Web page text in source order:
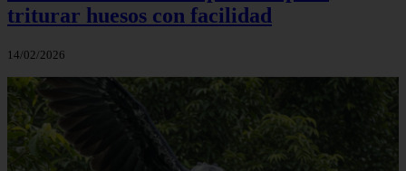
triturar huesos con facilidad
14/02/2026